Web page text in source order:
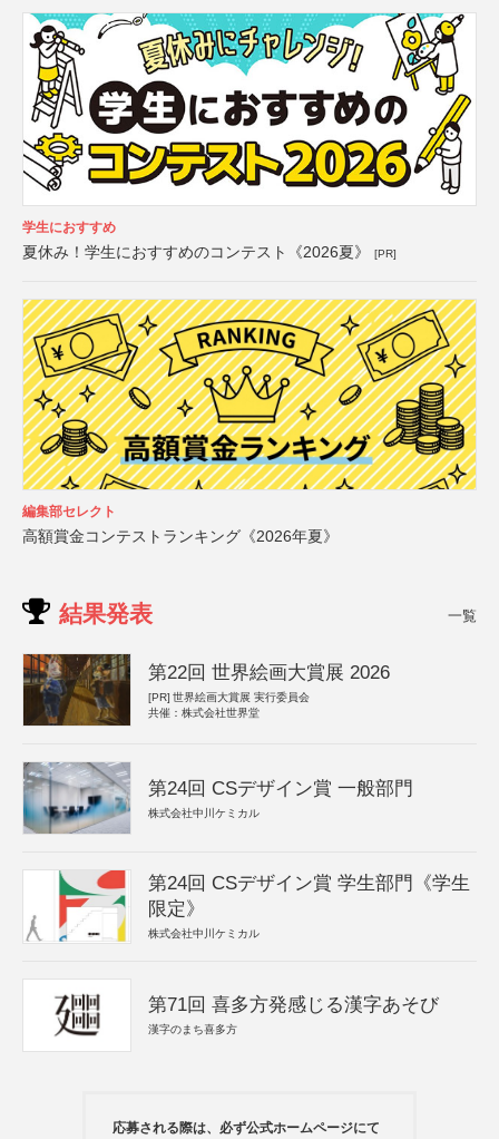
学生におすすめ
夏休み！学生におすすめのコンテスト《2026夏》 [PR]
編集部セレクト
高額賞金コンテストランキング《2026年夏》
結果発表 一覧
第22回 世界絵画大賞展 2026
[PR] 世界絵画大賞展 実行委員会
共催：株式会社世界堂
第24回 CSデザイン賞 一般部門
株式会社中川ケミカル
第24回 CSデザイン賞 学生部門《学生
限定》
株式会社中川ケミカル
第71回 喜多方発感じる漢字あそび
漢字のまち喜多方
応募される際は、必ず公式ホームページにて